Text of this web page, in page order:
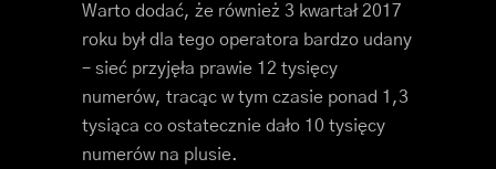
Warto dodać, że również 3 kwartał 2017
roku był dla tego operatora bardzo udany
– sieć przyjęła prawie 12 tysięcy
numerów, tracąc w tym czasie ponad 1,3
tysiąca co ostatecznie dało 10 tysięcy
numerów na plusie.